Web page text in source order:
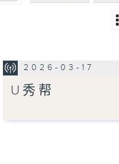
2026-03-17
U秀帮